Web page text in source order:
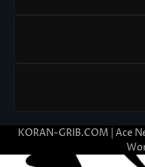
KORAN-GRIB.COM | Ace